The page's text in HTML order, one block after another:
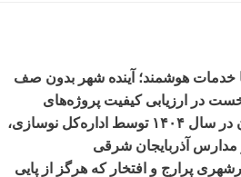
در باغ گلستان راه اندازی می شود
ارس‌پلاک به استان‌های شمال و
آینده شهر بدون صف
منطقه آزاد ارس بر جایگاه استراتژیک
خدمات هوشمند؛ آینده شهر بدون صف
در ارزیابی کیفیت پروژه‌های
آموزشی استان در سال ۱۴۰۴ توسط اداره‌کل نوسازی،
مدارس آذربایجان شرقی
پرارج و افتخار که هرگز از پایی